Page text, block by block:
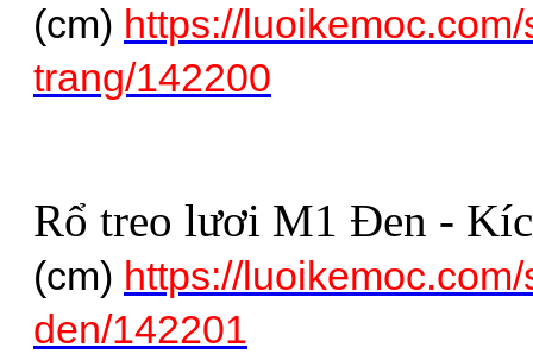
(cm) https://
trang/142200
Rổ treo lươi M1 Đen -
(cm) https://
den/142201